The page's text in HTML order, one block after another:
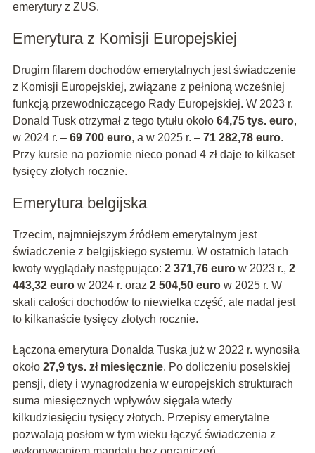
emerytury z ZUS.
Emerytura z Komisji Europejskiej
Drugim filarem dochodów emerytalnych jest świadczenie
z Komisji Europejskiej, związane z pełnioną wcześniej
funkcją przewodniczącego Rady Europejskiej. W 2023 r.
Donald Tusk otrzymał z tego tytułu około 64,75 tys. euro,
w 2024 r. – 69 700 euro, a w 2025 r. – 71 282,78 euro.
Przy kursie na poziomie nieco ponad 4 zł daje to kilkaset
tysięcy złotych rocznie.
Emerytura belgijska
Trzecim, najmniejszym źródłem emerytalnym jest
świadczenie z belgijskiego systemu. W ostatnich latach
kwoty wyglądały następująco: 2 371,76 eurow 2023 r., 2
443,32 eurow 2024 r. oraz 2 504,50 eurow 2025 r. W
skali całości dochodów to niewielka część, ale nadal jest
to kilkanaście tysięcy złotych rocznie.
Łączona emerytura Donalda Tuska już w 2022 r. wynosiła
około 27,9 tys. zł miesięcznie. Po doliczeniu poselskiej
pensji, diety i wynagrodzenia w europejskich strukturach
suma miesięcznych wpływów sięgała wtedy
kilkudziesięciu tysięcy złotych. Przepisy emerytalne
pozwalają posłom w tym wieku łączyć świadczenia z